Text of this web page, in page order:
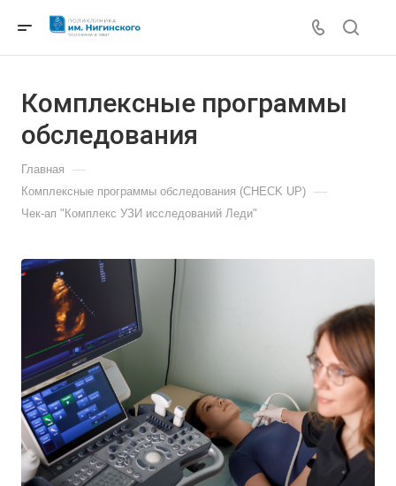
Комплексные программы
обследования
Главная —
Комплексные программы обследования (CHECK UP) —
Чек-ап "Комплекс УЗИ исследований Леди"